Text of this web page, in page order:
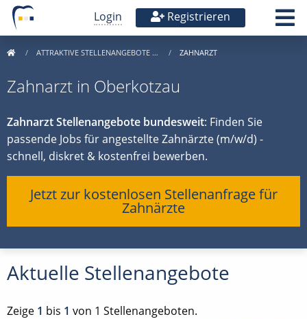
Login Registrieren
ATTRAKTIVE STELLENANGEBOTE … ZAHNARZT
Zahnarzt in Oberkotzau
Zahnarzt Stellenangebote bundesweit: Finden Sie
passende Jobs für angestellte Zahnärzte (m/w/d) -
schnell, diskret & kostenfrei bewerben.
Jetzt zur kostenlosen Stellenanfrage für
Zahnärzte
Aktuelle Stellenangebote
Zeige 1 bis 1 von 1 Stellenangeboten.